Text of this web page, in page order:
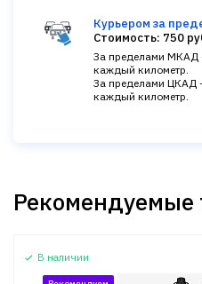
Курьером за
Стоимость: 750
За пределами МКАД
каждый километр.
За пределами ЦКАД
каждый километр.
Рекомендуемые
В наличии